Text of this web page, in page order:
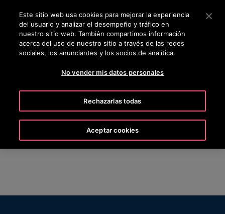
Pulse Intro para saltar al contenido principal
BUSCAR
Dual studies at Otis
Dual studies at Otis
Este sitio web usa cookies para mejorar la experiencia
del usuario y analizar el desempeño y tráfico en
nuestro sitio web. También compartimos información
acerca del uso de nuestro sitio a través de las redes
sociales, los anunciantes y los socios de analítica.
No vender mis datos personales
Rechazarlas todas
Aceptar cookies